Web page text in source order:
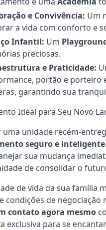
e Convivência: Um
a vida com conforto e
Infantil: Um
preciosas.
e Praticidade:
portão e porteiro
garantindo sua
Ideal para Seu Novo
unidade recém-
seguro e inteligente
sua mudança
de consolidar o
de vida da sua família
condições de
contato agora mesmo
exclusiva para se